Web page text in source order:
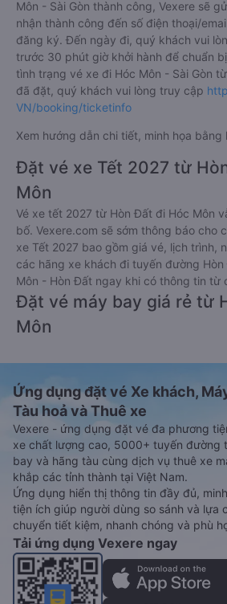
Môn - Sài Gòn thành công, Vexere sẽ
nhận thành công đến số điện thoại/
đăng ký. Đến ngày đi, quý khách vui
trước 30 phút giờ khởi hành để chuẩn
tình trạng vé xe đi Hóc Môn - Sài Gòn
đã đặt, quý khách vui lòng truy cập
VN/booking/ticketinfo
Xem hướng dẫn chi tiết, minh họa bằng
Đặt vé xe Tết 2027 từ
Môn
Vé xe tết 2027 từ Hòn Đất đi Hóc Môn
bố. Vexere.com sẽ sớm thông báo cho
xe Tết 2027 bao gồm giá vé, lịch trình,
các hãng xe khách đi tuyến đường
Môn - Hòn Đất ngay khi có thông tin từ
Đặt vé máy bay giá rẻ từ
Môn
Ứng dụng đặt vé Xe khách,
Tàu hoả và Thuê xe
Vexere - ứng dụng đặt vé đa phương
xe chất lượng cao, 5000+ tuyến đường
bay và hãng tàu cùng dịch vụ thuê xe
khắp các tỉnh thành tại Việt Nam.
Ứng dụng hiển thị thông tin đầy đủ,
tiện ích giúp người dùng so sánh và lựa
chuyển tiết kiệm, nhanh chóng và phù
Tải ứng dụng Vexere ngay